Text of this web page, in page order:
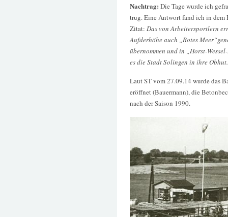
Nachtrag: Die Tage wurde ich
trug. Eine Antwort fand ich in dem
Zitat: Das von Arbeitersportlern
Aufderhöhe auch „Rotes
übernommen und in „Horst-
es die Stadt Solingen in ihre Obhut.
Laut ST vom 27.09.14 wurde das
eröffnet (Bauermann), die
nach der Saison 1990.